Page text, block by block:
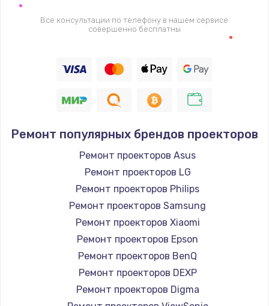
Все консультации по телефону в нашем сервисе
совершенно бесплатны
Ремонт популярных брендов проекторов
Ремонт проекторов Asus
Ремонт проекторов LG
Ремонт проекторов Philips
Ремонт проекторов Samsung
Ремонт проекторов Xiaomi
Ремонт проекторов Epson
Ремонт проекторов BenQ
Ремонт проекторов DEXP
Ремонт проекторов Digma